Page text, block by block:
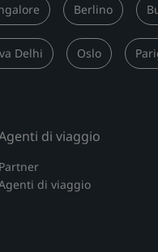
Berlino
Delhi Oslo
di viaggio
Partner
di viaggio